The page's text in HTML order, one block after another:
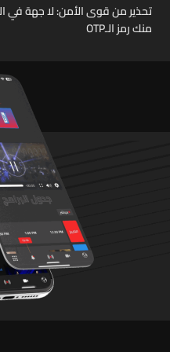
تحذير من قوى الأمن: لا جهة في
منك رمز الـOTP